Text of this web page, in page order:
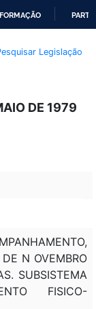
Legislação
DE 1979
N OVEMBRO
SUBSISTEMA
FISICO-